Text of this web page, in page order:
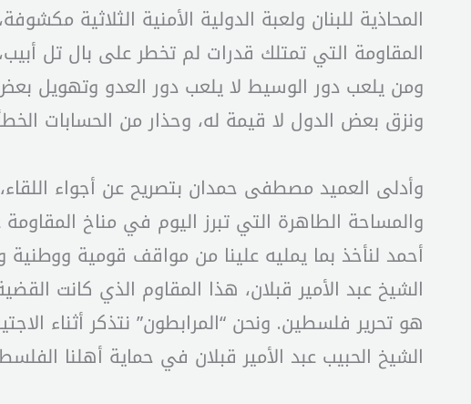
المحاذية للبنان ولعبة الدولية الأمنية الثلاثية
المقاومة التي تمتلك قدرات لم تخطر على بال تل
ومن يلعب دور الوسيط لا يلعب دور العدو وتهويل
ونزق بعض الدول لا قيمة له، وحذار من الحسابات
وأدلى العميد مصطفى حمدان بتصريح عن أجواء
والمساحة الطاهرة التي تبرز اليوم في مناخ
أحمد لنأخذ بما يمليه علينا من مواقف قومية
الشيخ عبد الأمير قبلان، هذا المقاوم الذي كانت
هو تحرير فلسطين. ونحن “المرابطون” نتذكر أثناء
الشيخ الحبيب عبد الأمير قبلان في حماية أهلنا